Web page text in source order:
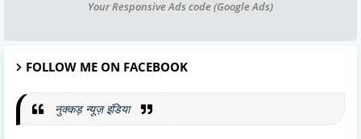
Your Responsive Ads code (Google Ads)
FOLLOW ME ON FACEBOOK
नुक्कड़ न्यूज़ इंडिया